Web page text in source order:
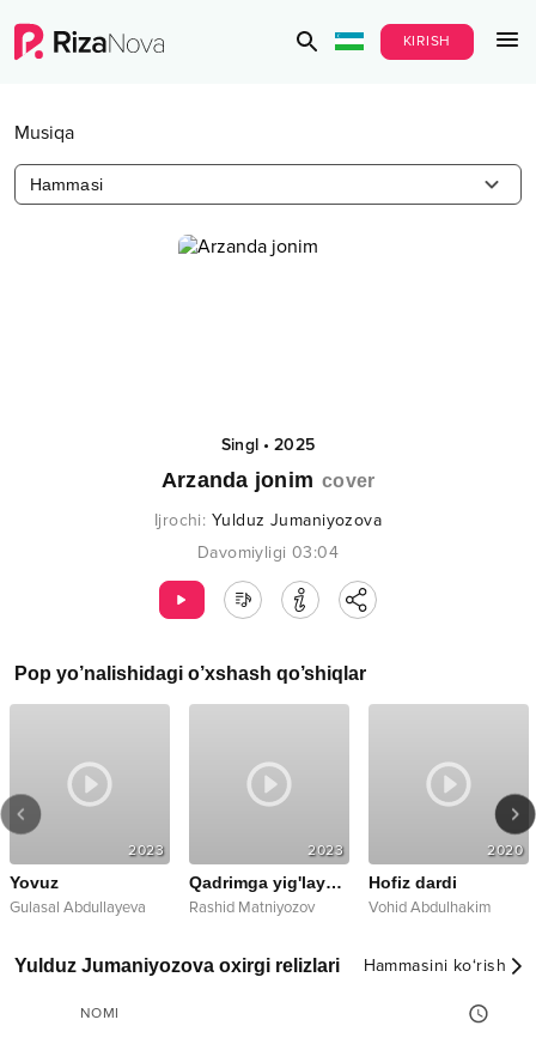
KIRISH
Musiqa
Hammasi
Singl•2025
Arzanda jonim cover
Ijrochi: Yulduz Jumaniyozova
Davomiyligi 03:04
Pop yo’nalishidagi o’xshash qo’shiqlar
2023
Yovuz
Gulasal Abdullayeva
2023
Qadrimga yig'layman
Rashid Matniyozov
2020
Hofiz dardi
Vohid Abdulhakim
Yulduz Jumaniyozova oxirgi relizlari Hammasini ko‘rish
NOMI